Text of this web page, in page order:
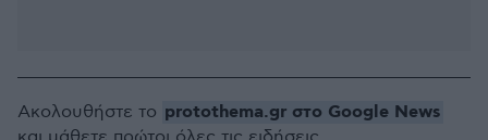
Ακολουθήστε το protothema.gr στο Google News